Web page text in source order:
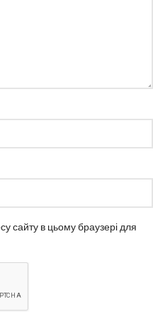
сайту в цьому браузері для